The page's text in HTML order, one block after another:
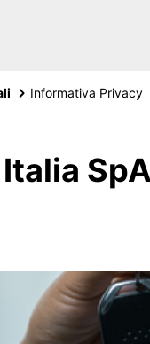
Informativa Privacy